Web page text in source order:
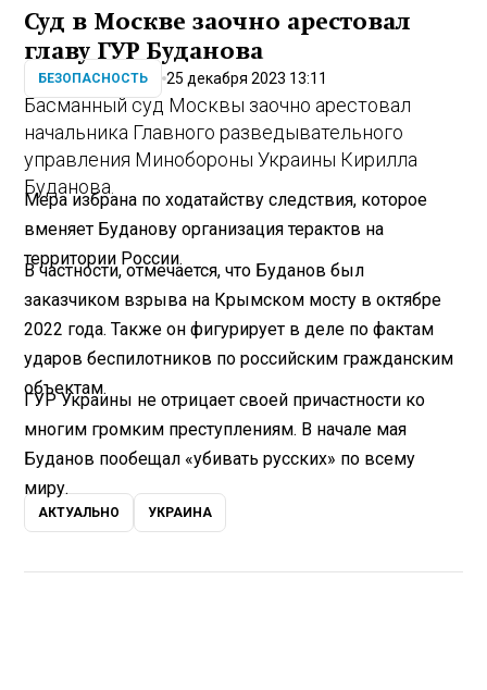
Суд в Москве заочно арестовал
главу ГУР Буданова
БЕЗОПАСНОСТЬ 25 декабря 2023 13:11
Басманный суд Москвы заочно арестовал
начальника Главного разведывательного
управления Минобороны Украины Кирилла
Буданова.
Мера избрана по ходатайству следствия, которое
вменяет Буданову организация терактов на
территории России.
В частности, отмечается, что Буданов был
заказчиком взрыва на Крымском мосту в октябре
2022 года. Также он фигурирует в деле по фактам
ударов беспилотников по российским гражданским
объектам.
ГУР Украины не отрицает своей причастности ко
многим громким преступлениям. В начале мая
Буданов пообещал «убивать русских» по всему
миру.
АКТУАЛЬНО УКРАИНА